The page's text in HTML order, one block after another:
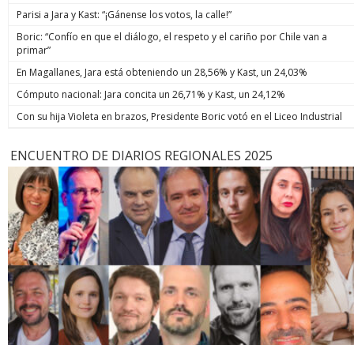
Parisi a Jara y Kast: “¡Gánense los votos, la calle!”
Boric: “Confío en que el diálogo, el respeto y el cariño por Chile van a
primar”
En Magallanes, Jara está obteniendo un 28,56% y Kast, un 24,03%
Cómputo nacional: Jara concita un 26,71% y Kast, un 24,12%
Con su hija Violeta en brazos, Presidente Boric votó en el Liceo Industrial
ENCUENTRO DE DIARIOS REGIONALES 2025